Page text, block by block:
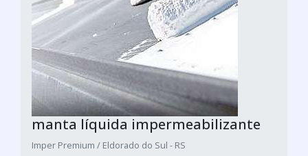
manta líquida impermeabilizante
Imper Premium / Eldorado do Sul - RS